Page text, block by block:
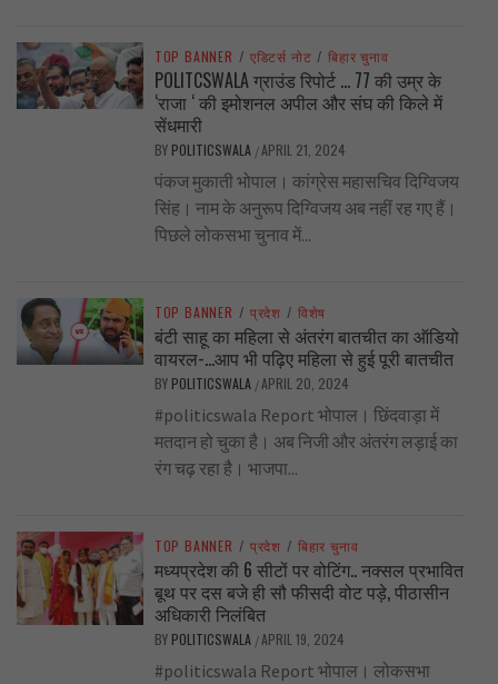
TOP BANNER / एडिटर्स नोट / बिहार चुनाव
POLITCSWALA ग्राउंड रिपोर्ट … 77 की उम्र के
‘राजा ‘ की इमोशनल अपील और संघ की किले में
सेंधमारी
BY POLITICSWALA /APRIL 21, 2024
पंकज मुकाती भोपाल। कांग्रेस महासचिव दिग्विजय
सिंह। नाम के अनुरूप दिग्विजय अब नहीं रह गए हैं।
पिछले लोकसभा चुनाव में...
TOP BANNER / प्रदेश / विशेष
बंटी साहू का महिला से अंतरंग बातचीत का ऑडियो
वायरल-…आप भी पढ़िए महिला से हुई पूरी बातचीत
BY POLITICSWALA /APRIL 20, 2024
#politicswala Report भोपाल। छिंदवाड़ा में
मतदान हो चुका है। अब निजी और अंतरंग लड़ाई का
रंग चढ़ रहा है। भाजपा...
TOP BANNER / प्रदेश / बिहार चुनाव
मध्यप्रदेश की 6 सीटों पर वोटिंग.. नक्सल प्रभावित
बूथ पर दस बजे ही सौ फीसदी वोट पड़े, पीठासीन
अधिकारी निलंबित
BY POLITICSWALA /APRIL 19, 2024
#politicswala Report भोपाल। लोकसभा